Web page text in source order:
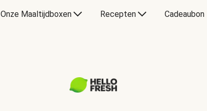
Onze Maaltijdboxen Recepten Cadeaubon